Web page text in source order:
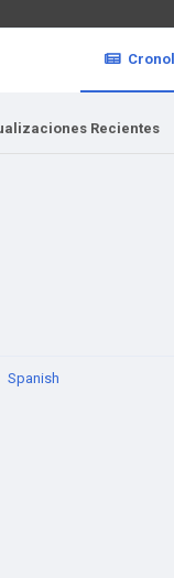
Recientes
Spanish